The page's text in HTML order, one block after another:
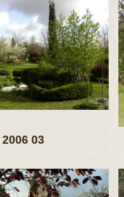
2006 03